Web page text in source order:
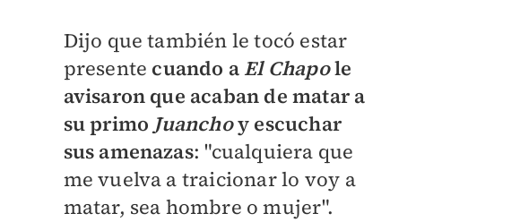
Dijo que también le tocó estar
presente cuando a El Chapole
avisaron que acaban de matar a
su primoJuanchoy escuchar
sus amenazas: "cualquiera que
me vuelva a traicionar lo voy a
matar, sea hombre o mujer".